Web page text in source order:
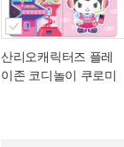
산리오캐릭터즈 플레
이존 코디놀이 쿠로미